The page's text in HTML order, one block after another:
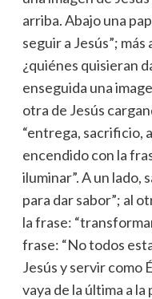
arriba. Abajo una
seguir a Jesús”;
¿quiénes quisieran
enseguida una
otra de Jesús
“entrega, sacrificio,
encendido con la
iluminar”. A un lado,
para dar sabor”; al
la frase:
frase: “No todos
Jesús y servir como
vaya de la última a